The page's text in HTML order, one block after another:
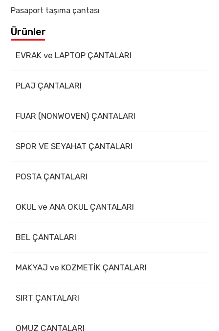
Ürünler
EVRAK ve LAPTOP ÇANTALARI
PLAJ ÇANTALARI
FUAR (NONWOVEN) ÇANTALARI
SPOR VE SEYAHAT ÇANTALARI
POSTA ÇANTALARI
OKUL ve ANA OKUL ÇANTALARI
BEL ÇANTALARI
MAKYAJ ve KOZMETİK ÇANTALARI
SIRT ÇANTALARI
OMUZ ÇANTALARI
Pasaport taşıma çantası